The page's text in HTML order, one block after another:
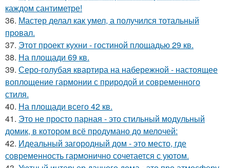
каждом сантиметре!
36. Мастер делал как умел, а получился тотальный
провал.
37. Этот проект кухни - гостиной площадью 29 кв.
38. На площади 69 кв.
39. Серо-голубая квартира на набережной - настоящее
воплощение гармонии с природой и современного
стиля.
40. На площади всего 42 кв.
41. Это не просто парная - это стильный модульный
домик, в котором всё продумано до мелочей:
42. Идеальный загородный дом - это место, где
современность гармонично сочетается с уютом.